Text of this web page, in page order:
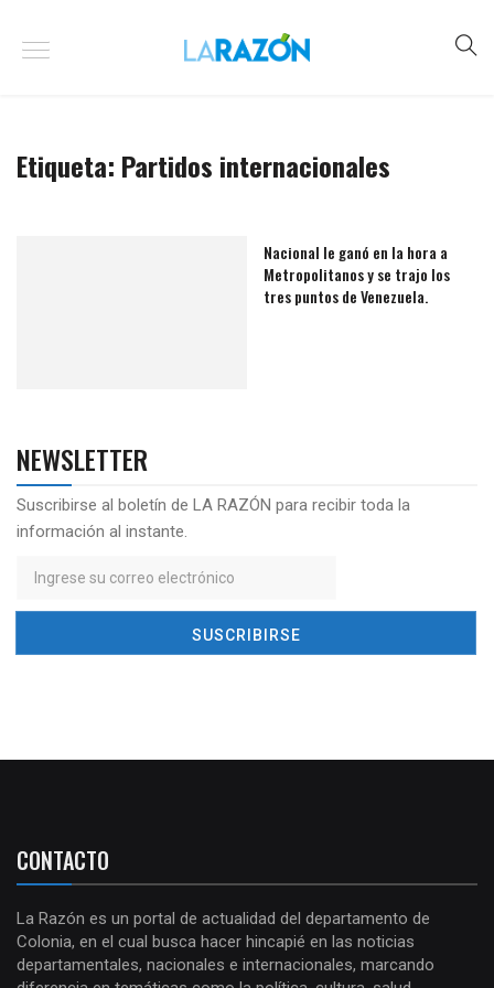
Etiqueta: Partidos internacionales
Nacional le ganó en la hora a
Metropolitanos y se trajo los
tres puntos de Venezuela.
NEWSLETTER
Suscribirse al boletín de LA RAZÓN para recibir toda la
información al instante.
CONTACTO
La Razón es un portal de actualidad del departamento de
Colonia, en el cual busca hacer hincapié en las noticias
departamentales, nacionales e internacionales, marcando